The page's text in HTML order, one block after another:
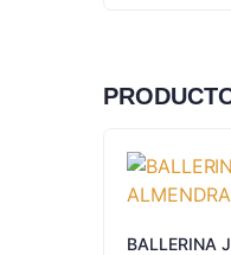
BALLERINA